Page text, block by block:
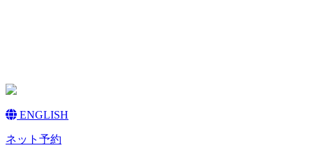
ENGLISH
ネット予約